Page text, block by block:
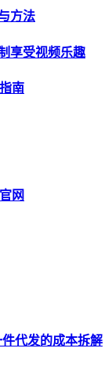
方法
享受视频乐趣
南
网
代发的成本拆解